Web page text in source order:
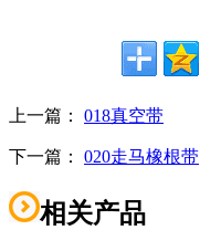
上一篇： 018真空带
下一篇： 020走马橡根带
相关产品